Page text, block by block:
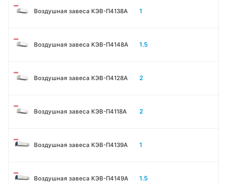
Воздушная завеса КЭВ-П4138А 1
Воздушная завеса КЭВ-П4148А 1.5
Воздушная завеса КЭВ-П4128А 2
Воздушная завеса КЭВ-П4118А 2
Воздушная завеса КЭВ-П4139А 1
Воздушная завеса КЭВ-П4149А 1.5